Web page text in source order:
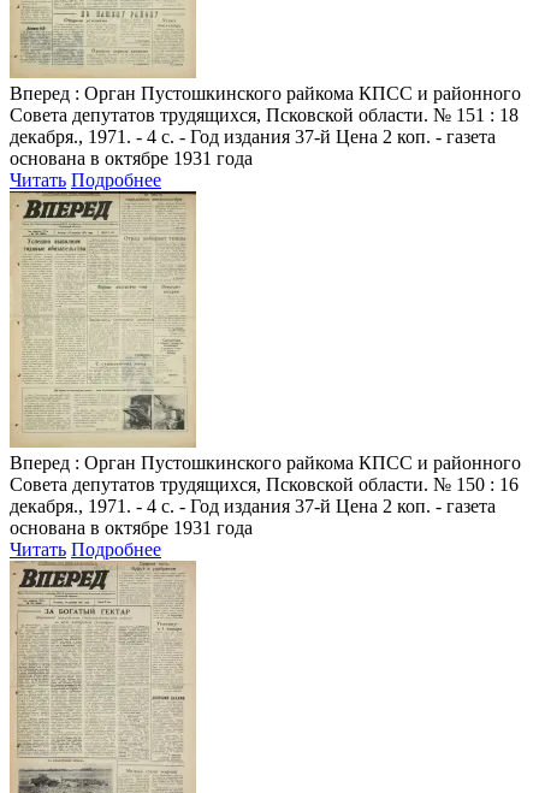
Вперед : Орган Пустошкинского райкома КПСС и районного
Совета депутатов трудящихся, Псковской области. № 151 : 18
декабря., 1971. - 4 с. - Год издания 37-й Цена 2 коп. - газета
основана в октябре 1931 года
Читать Подробнее
Вперед : Орган Пустошкинского райкома КПСС и районного
Совета депутатов трудящихся, Псковской области. № 150 : 16
декабря., 1971. - 4 с. - Год издания 37-й Цена 2 коп. - газета
основана в октябре 1931 года
Читать Подробнее